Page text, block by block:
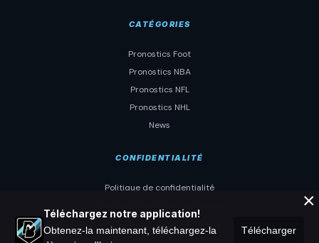
CATÉGORIES
Pronostics Foot
Pronostics NBA
Pronostics NFL
Pronostics NHL
News
CONFIDENTIALITÉ
Politique de confidentialité
Téléchargez notre application!
Obtenez-la maintenant, téléchargez-la
Télécharger
×